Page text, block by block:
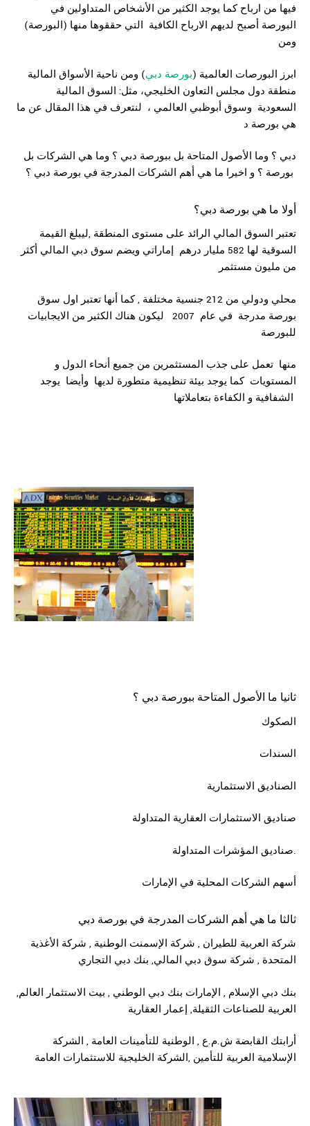
فيها من ارباح كما يوجد الكثير من الأشخاص المتداولين في
البورصة أصبح لديهم الارباح الكافية التي حققوها منها (البورصة)
ومن
ابرز البورصات العالمية (بورصة دبي) ومن ناحية الأسواق المالية
منطقة دول مجلس التعاون الخليجي، مثل: السوق المالية
السعودية وسوق أبوظبي العالمي ، لنتعرف في هذا المقال عن ما
هي بورصة د
دبي ؟ وما الأصول المتاحة بل ببورصة دبي ؟ وما هي الشركات بل
أولا ما هي بورصة دبي؟
تعتبر السوق المالي الرائد على مستوى المنطقة ,ليبلغ القيمة
السوقية لها 582 مليار درهم إماراتي ويضم سوق دبي المالي أكثر
من مليون مستثمر
بورصة مدرجة في عام 2007 ليكون هناك الكثير من الايجابيات
للبورصة
المستويات كما يوجد بيئة تنظيمية متطورة لديها وأيضا يوجد
ثانيا ما الأصول المتاحة ببورصة دبي ؟
الصكوك
السندات
الصناديق الاستثمارية
صناديق الاستثمارات العقارية المتداولة
صناديق المؤشرات المتداولة.
أسهم الشركات المحلية في الإمارات
ثالثا ما هي أهم الشركات المدرجة في بورصة دبي
شركة العربية للطيران , شركة الإسمنت الوطنية , شركة الأغذية
المتحدة , شركة سوق دبي المالي, بنك دبي التجاري
بنك دبي الإسلام , الإمارات بنك دبي الوطني , بيت الاستثمار العالم,
العربية للصناعات الثقيلة, إعمار العقارية
أرابتك القابضة ش.م.ع , الوطنية للتأمينات العامة , الشركة
الإسلامية العربية للتأمين ,الشركة الخليجية للاستثمارات العامة